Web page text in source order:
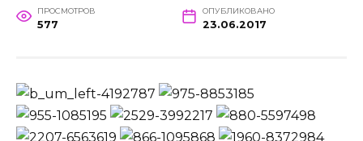
ПРОСМОТРОВ
577
ОПУБЛИКОВАНО
23.06.2017